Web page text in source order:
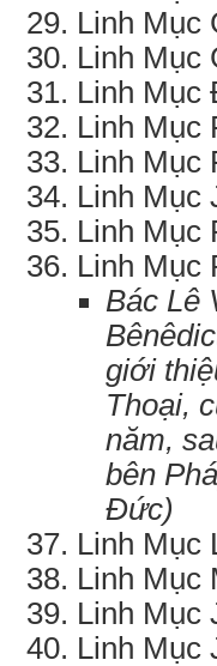
Linh Mục
Linh Mục
Linh Mục
Linh Mục
Linh Mục
Linh Mục
Linh Mục
Linh Mục
Bác Lê
giới
Thoại,
năm,
bên
Đức)
Linh Mục
Linh Mục
Linh Mục
Linh Mục